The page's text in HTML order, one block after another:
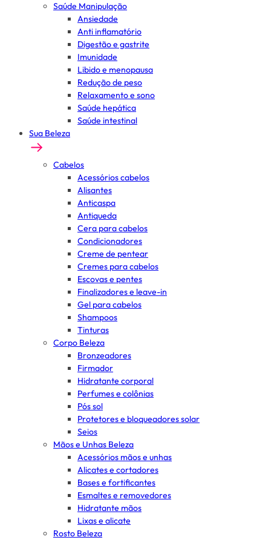
Saúde Manipulação
Ansiedade
Anti inflamatório
Digestão e gastrite
Imunidade
Libido e menopausa
Redução de peso
Relaxamento e sono
Saúde hepática
Saúde intestinal
Sua Beleza
Cabelos
Acessórios cabelos
Alisantes
Anticaspa
Antiqueda
Cera para cabelos
Condicionadores
Creme de pentear
Cremes para cabelos
Escovas e pentes
Finalizadores e leave-in
Gel para cabelos
Shampoos
Tinturas
Corpo Beleza
Bronzeadores
Firmador
Hidratante corporal
Perfumes e colônias
Pós sol
Protetores e bloqueadores solar
Seios
Mãos e Unhas Beleza
Acessórios mãos e unhas
Alicates e cortadores
Bases e fortificantes
Esmaltes e removedores
Hidratante mãos
Lixas e alicate
Rosto Beleza